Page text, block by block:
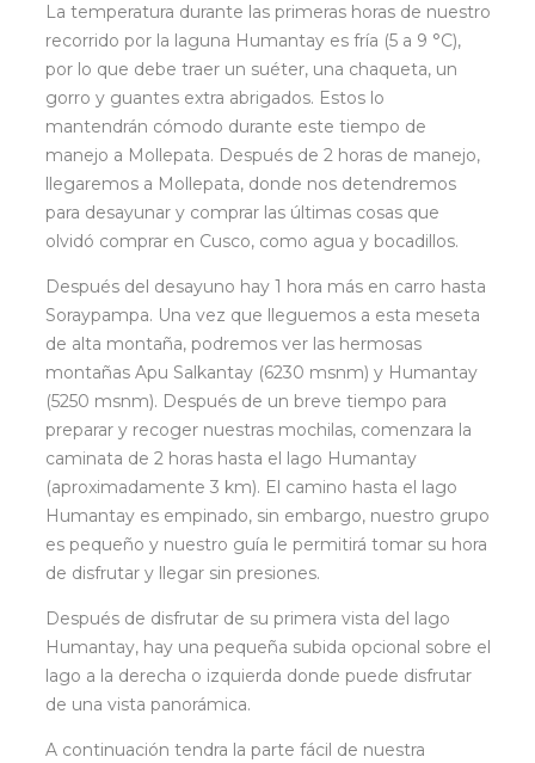
La temperatura durante las primeras horas de nuestro
recorrido por la laguna Humantay es fría (5 a 9 °C),
por lo que debe traer un suéter, una chaqueta, un
gorro y guantes extra abrigados. Estos lo
mantendrán cómodo durante este tiempo de
manejo a Mollepata. Después de 2 horas de manejo,
llegaremos a Mollepata, donde nos detendremos
para desayunar y comprar las últimas cosas que
olvidó comprar en Cusco, como agua y bocadillos.
Después del desayuno hay 1 hora más en carro hasta
Soraypampa. Una vez que lleguemos a esta meseta
de alta montaña, podremos ver las hermosas
montañas Apu Salkantay (6230 msnm) y Humantay
(5250 msnm). Después de un breve tiempo para
preparar y recoger nuestras mochilas, comenzara la
caminata de 2 horas hasta el lago Humantay
(aproximadamente 3 km). El camino hasta el lago
Humantay es empinado, sin embargo, nuestro grupo
es pequeño y nuestro guía le permitirá tomar su hora
de disfrutar y llegar sin presiones.
Después de disfrutar de su primera vista del lago
Humantay, hay una pequeña subida opcional sobre el
lago a la derecha o izquierda donde puede disfrutar
de una vista panorámica.
A continuación tendra la parte fácil de nuestra